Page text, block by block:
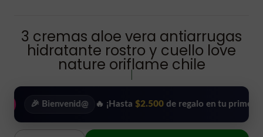
3 cremas aloe vera antiarrugas
hidratante rostro y cuello love
nature oriflame chile
🎉 Bienvenid@ 🔥 ¡Hasta $2.500de regalo en tu primera